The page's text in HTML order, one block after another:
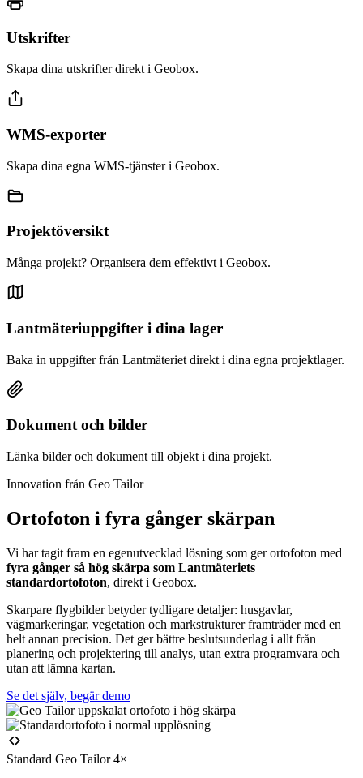
Utskrifter
Skapa dina utskrifter direkt i Geobox.
WMS-exporter
Skapa dina egna WMS-tjänster i Geobox.
Projektöversikt
Många projekt? Organisera dem effektivt i Geobox.
Lantmäteriuppgifter i dina lager
Baka in uppgifter från Lantmäteriet direkt i dina egna projektlager.
Dokument och bilder
Länka bilder och dokument till objekt i dina projekt.
Innovation från Geo Tailor
Ortofoton i fyra gånger skärpan
Vi har tagit fram en egenutvecklad lösning som ger ortofoton med
fyra gånger så hög skärpa som Lantmäteriets
standardortofoton, direkt i Geobox.
Skarpare flygbilder betyder tydligare detaljer: husgavlar,
vägmarkeringar, vegetation och markstrukturer framträder med en
helt annan precision. Det ger bättre beslutsunderlag i allt från
planering och projektering till analys, utan extra programvara och
utan att lämna kartan.
Se det själv, begär demo
Standard Geo Tailor 4×